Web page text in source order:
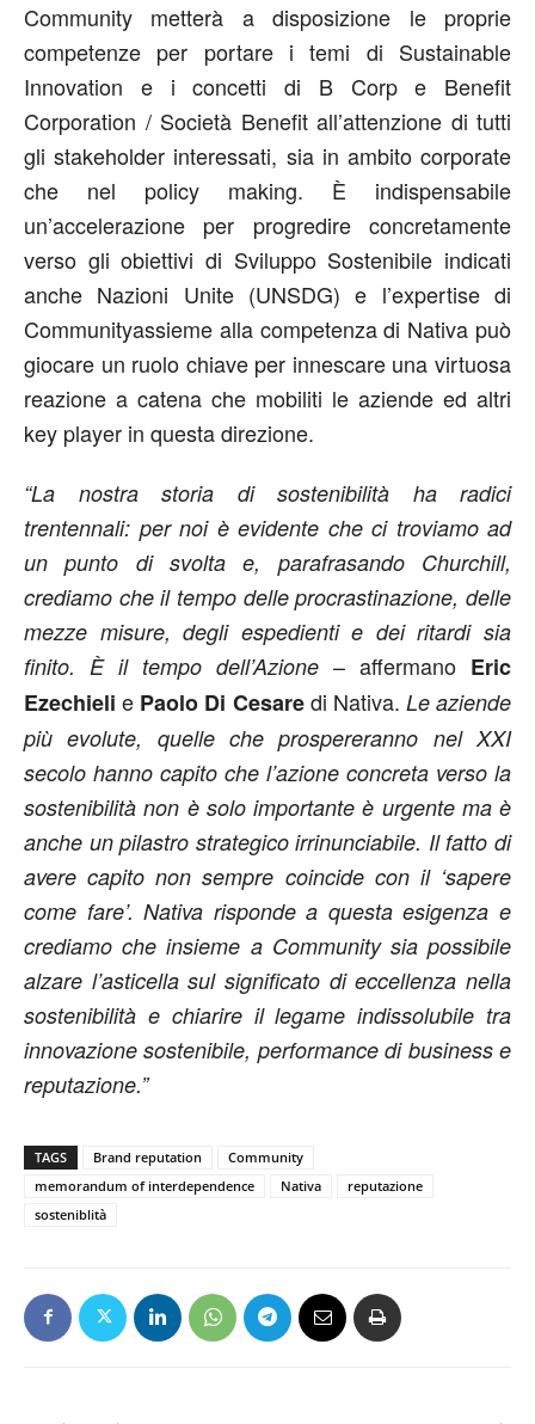
Community metterà a disposizione le proprie
competenze per portare i temi di Sustainable
Innovation e i concetti di B Corp e Benefit
Corporation / Società Benefit all’attenzione di tutti
gli stakeholder interessati, sia in ambito corporate
che nel policy making. È indispensabile
un’accelerazione per progredire concretamente
verso gli obiettivi di Sviluppo Sostenibile indicati
anche Nazioni Unite (UNSDG) e l’expertise di
Communityassieme alla competenza di Nativa può
giocare un ruolo chiave per innescare una virtuosa
reazione a catena che mobiliti le aziende ed altri
key player in questa direzione.
“La nostra storia di sostenibilità ha radici
trentennali: per noi è evidente che ci troviamo ad
un punto di svolta e, parafrasando Churchill,
crediamo che il tempo delle procrastinazione, delle
mezze misure, degli espedienti e dei ritardi sia
finito. È il tempo dell’Azione – affermano Eric
Ezechieli e Paolo Di Cesaredi Nativa. Le aziende
più evolute, quelle che prospereranno nel XXI
secolo hanno capito che l’azione concreta verso la
sostenibilità non è solo importante è urgente ma è
anche un pilastro strategico irrinunciabile. Il fatto di
avere capito non sempre coincide con il ‘sapere
come fare’. Nativa risponde a questa esigenza e
crediamo che insieme a Community sia possibile
alzare l’asticella sul significato di eccellenza nella
sostenibilità e chiarire il legame indissolubile tra
innovazione sostenibile, performance di business e
reputazione.”
TAGS Brand reputation
Community
memorandum of interdependence
Nativa
reputazione
sosteniblità